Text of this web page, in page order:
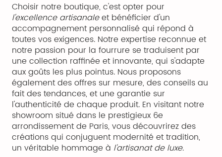
Choisir notre boutique, c'est opter pour
l'excellence artisanaleet bénéficier d'un
accompagnement personnalisé qui répond à
toutes vos exigences. Notre expertise reconnue et
notre passion pour la fourrure se traduisent par
une collection raffinée et innovante, qui s'adapte
aux goûts les plus pointus. Nous proposons
également des offres sur mesure, des conseils au
fait des tendances, et une garantie sur
l'authenticité de chaque produit. En visitant notre
showroom situé dans le prestigieux 6e
arrondissement de Paris, vous découvrirez des
créations qui conjuguent modernité et tradition,
un véritable hommage à l'artisanat de luxe.